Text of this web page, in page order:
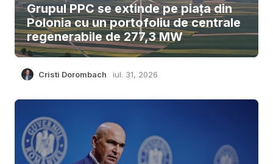
Grupul PPC se extinde pe piața din
Polonia cu un portofoliu de centrale
regenerabile de 277,3 MW
Cristi Dorombach iul. 31, 2026